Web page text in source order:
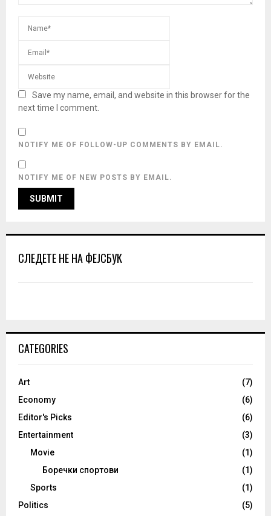
Save my name, email, and website in this browser for the
next time I comment.
NOTIFY ME OF FOLLOW-UP COMMENTS BY EMAIL.
NOTIFY ME OF NEW POSTS BY EMAIL.
СЛЕДЕТЕ НЕ НА ФЕЈСБУК
CATEGORIES
Art
(7)
Economy
(6)
Editor's Picks
(6)
Entertainment
(3)
Movie
(1)
Боречки спортови
(1)
Sports
(1)
Politics
(5)